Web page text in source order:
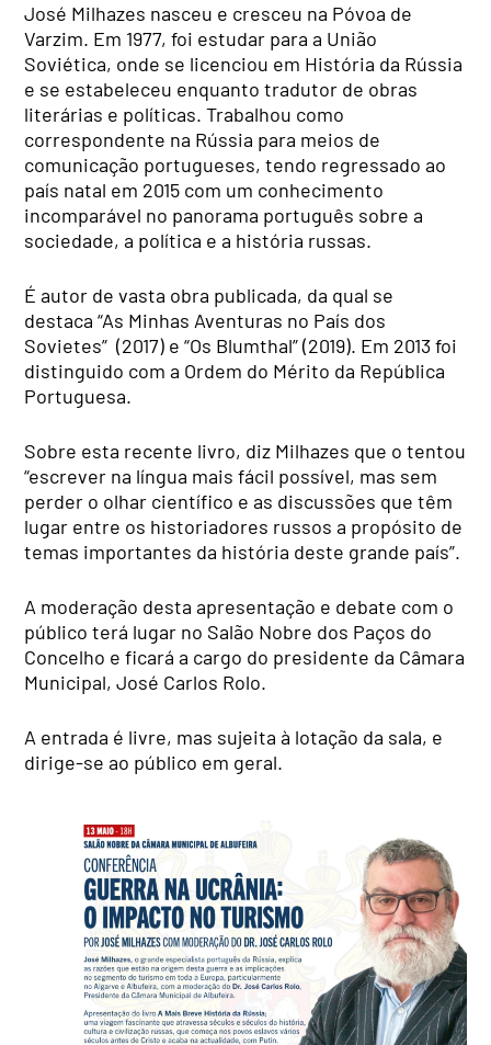
José Milhazes nasceu e cresceu na Póvoa de
Varzim. Em 1977, foi estudar para a União
Soviética, onde se licenciou em História da Rússia
e se estabeleceu enquanto tradutor de obras
literárias e políticas. Trabalhou como
correspondente na Rússia para meios de
comunicação portugueses, tendo regressado ao
país natal em 2015 com um conhecimento
incomparável no panorama português sobre a
sociedade, a política e a história russas.
É autor de vasta obra publicada, da qual se
destaca “As Minhas Aventuras no País dos
Sovietes” (2017) e “Os Blumthal” (2019). Em 2013 foi
distinguido com a Ordem do Mérito da República
Portuguesa.
Sobre esta recente livro, diz Milhazes que o tentou
“escrever na língua mais fácil possível, mas sem
perder o olhar científico e as discussões que têm
lugar entre os historiadores russos a propósito de
temas importantes da história deste grande país”.
A moderação desta apresentação e debate com o
público terá lugar no Salão Nobre dos Paços do
Concelho e ficará a cargo do presidente da Câmara
Municipal, José Carlos Rolo.
A entrada é livre, mas sujeita à lotação da sala, e
dirige-se ao público em geral.